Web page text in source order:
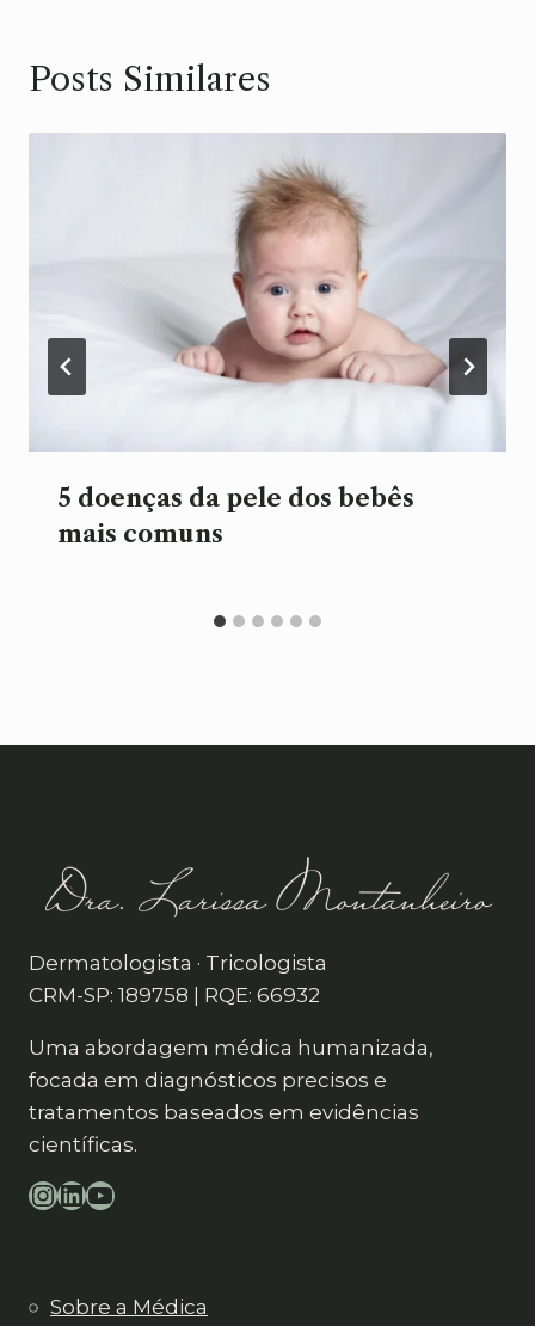
Posts Similares
5 doenças da pele dos bebês
mais comuns
Dermatologista · Tricologista
CRM-SP: 189758 | RQE: 66932
Uma abordagem médica humanizada,
focada em diagnósticos precisos e
tratamentos baseados em evidências
científicas.
Instagram
LinkedIn
YouTube
Sobre a Médica